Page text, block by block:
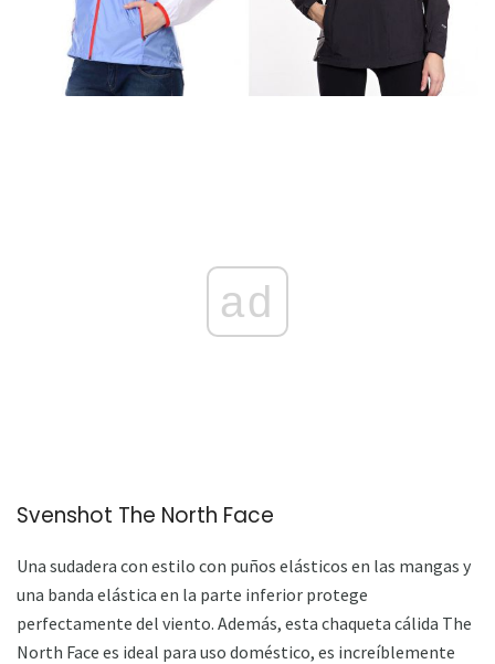
ad
Svenshot The North Face
Una sudadera con estilo con puños elásticos en las mangas y
una banda elástica en la parte inferior protege
perfectamente del viento. Además, esta chaqueta cálida The
North Face es ideal para uso doméstico, es increíblemente